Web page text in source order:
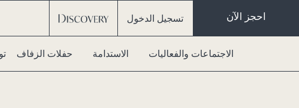
تسجيل الدخول احجز الآن
الاجتماعات والفعاليات الاستدامة حفلات الزفاف